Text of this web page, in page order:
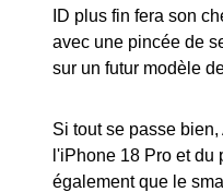
ID plus fin fera son
avec une pincée de
sur un futur modèle
Si tout se passe
l'iPhone 18 Pro et
également que le